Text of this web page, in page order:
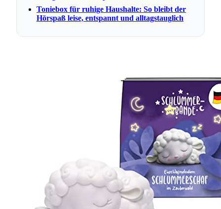
Toniebox für ruhige Haushalte: So bleibt der
Hörspaß leise, entspannt und alltagstauglich